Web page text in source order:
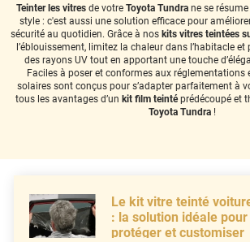
Teinter les vitres de votre Toyota Tundra ne se
style : c'est aussi une solution efficace pour
sécurité au quotidien. Grâce à nos kits vitres teintées
l’éblouissement, limitez la chaleur dans l’habitacle
des rayons UV tout en apportant une touche
Faciles à poser et conformes aux réglementations
solaires sont conçus pour s’adapter parfaitement à
tous les avantages d’un kit film teintéprédécoupé et
Toyota Tundra!
Le kit vitre teinté
: la solution idéale pour
protéger et customiser